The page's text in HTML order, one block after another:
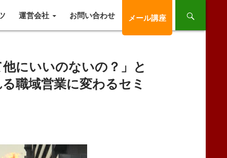
運営会社 お問い合わせ メール講座
にいいのないの？」と
職域営業に変わるセミ